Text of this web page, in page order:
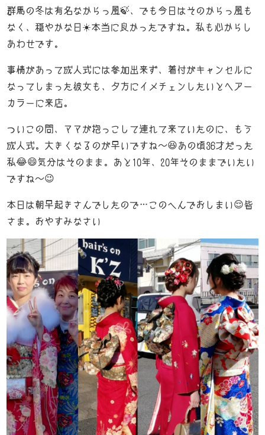
-お知らせ-
News
-店長日記-
Access
群馬の冬は有名なからっ風🍃、でも今日はそのからっ風も
なく、穏やかな日☀️本当に良かったですね。私も心からし
あわせです。
事情があって成人式には参加出来ず、着付がキャンセルに
なってしまった彼女も、夕方にイメチェンしたいとヘアー
カラーに来店。
ついこの間、ママが抱っこして連れて来ていたのに、もう
成人式。大きくなるのが早いですね～😆あの頃36才だった
私😂😄気分はそのまま。あと10年、20年そのままでいたい
ですね～😉
本日は朝早起きさんでしたので…このへんでおしまい😌皆
さま。おやすみなさい